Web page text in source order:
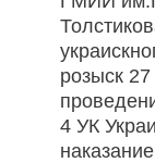
розыск
4 УК